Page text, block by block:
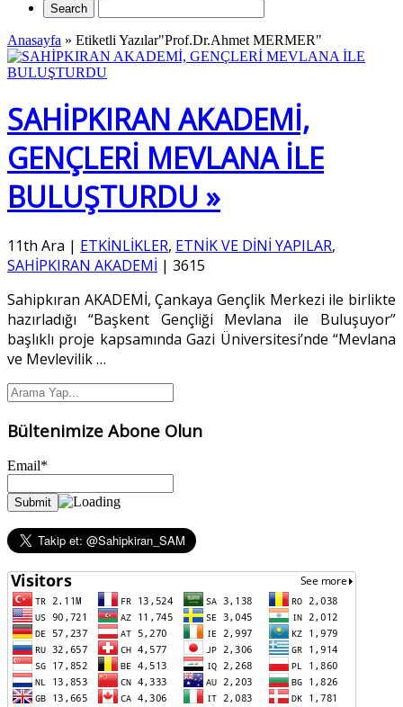
Anasayfa » Etiketli Yazılar"Prof.Dr.Ahmet MERMER"
SAHİPKIRAN AKADEMİ,
GENÇLERİ MEVLANA İLE
BULUŞTURDU »
11th Ara | ETKİNLİKLER, ETNİK VE DİNİ YAPILAR,
SAHİPKIRAN AKADEMİ | 3615
Sahipkıran AKADEMİ, Çankaya Gençlik Merkezi ile birlikte
hazırladığı “Başkent Gençliği Mevlana ile Buluşuyor”
başlıklı proje kapsamında Gazi Üniversitesi’nde “Mevlana
ve Mevlevilik…
Bültenimize Abone Olun
Email*